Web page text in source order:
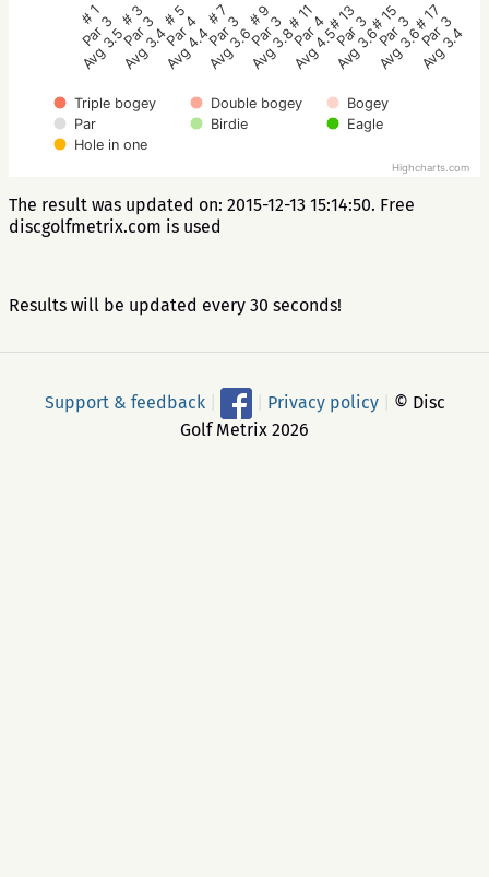
Triple bogey Double bogey
Bogey
Par
Birdie
Eagle
Hole in one
# 1
Par 3
Avg 3.5
# 3
Par 3
Avg 3.4
# 5
Par 4
Avg 4.4
# 7
Par 3
Avg 3.6
# 9
Par 3
Avg 3.8
# 11
Par 4
Avg 4.5
# 13
Par 3
Avg 3.6
# 15
Par 3
Avg 3.6
# 17
Par 3
Avg 3.4
Highcharts.com
The result was updated on: 2015-12-13 15:14:50. Free
discgolfmetrix.com is used
Results will be updated every 30 seconds!
Support & feedback Privacy policy
© Disc
Golf Metrix 2026